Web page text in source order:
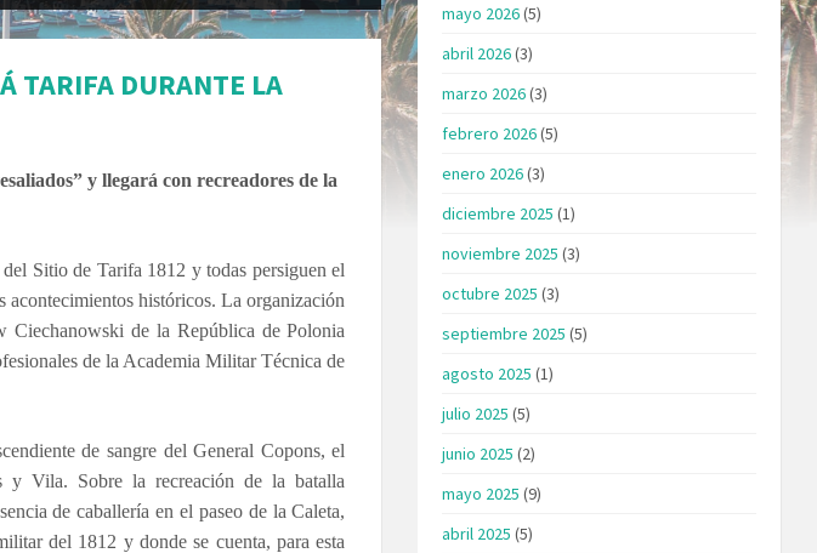
TARIFA DURANTE LA
y llegará con recreadores de la
Sitio de Tarifa 1812 y todas persiguen el
históricos. La organización
Ciechanowski de la República de Polonia
de la Academia Militar Técnica de
de sangre del General Copons, el
y Vila. Sobre la recreación de la batalla
de caballería en el paseo de la Caleta,
del 1812 y donde se cuenta, para esta
mayo 2026(5)
abril 2026(3)
marzo 2026(3)
febrero 2026(5)
enero 2026(3)
diciembre 2025 (1)
noviembre 2025 (3)
octubre 2025 (3)
septiembre 2025 (5)
agosto 2025 (1)
julio 2025 (5)
junio 2025 (2)
mayo 2025 (9)
abril 2025 (5)